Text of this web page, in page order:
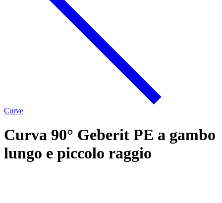
Curve
Curva 90° Geberit PE a gambo
lungo e piccolo raggio